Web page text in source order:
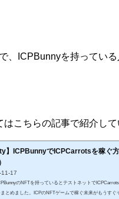
、ICPBunnyを持ってい
はこちらの記事で紹介して
】ICPBunnyでICPCarrotsを稼ぐ
17
のNFTを持っているとテストネットでICPCarrots
とめました。ICPのNFTゲームで稼ぐ未来がもうすぐ